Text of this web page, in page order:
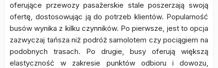
oferujące przewozy pasażerskie stale poszerzają swoją
ofertę, dostosowując ją do potrzeb klientów. Popularność
busów wynika z kilku czynników. Po pierwsze, jest to opcja
zazwyczaj tańsza niż podróż samolotem czy pociągiem na
podobnych trasach. Po drugie, busy oferują większą
elastyczność w zakresie punktów odbioru i dowozu,